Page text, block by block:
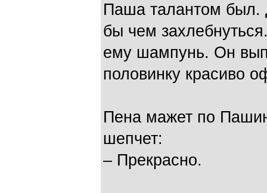
Паша талантом был.
бы чем
ему шампунь. Он
половинку красиво
Пена мажет по
шепчет:
– Прекрасно.